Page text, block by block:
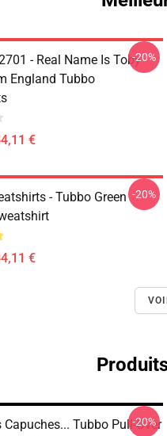
- Real Name Is Toby
England Tubbo
€
-20%
- Tubbo Green
€
-20%
Capuches... Tubbo Pull-Over
-20%